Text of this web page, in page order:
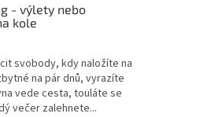
- výlety nebo
kole
svobody, kdy naložíte na
na pár dnů, vyrazíte
vede cesta, touláte se
večer zalehnete...